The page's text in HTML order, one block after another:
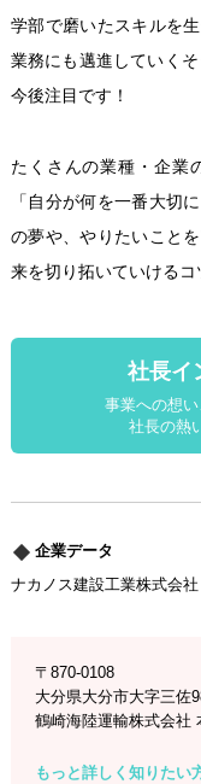
学部で磨いたスキルを
業務にも邁進していく
今後注目です！
たくさんの業種・企業
「自分が何を一番大切
の夢や、やりたいこと
来を切り拓いていけるコ
社長イ
事業への想
社長の熱
企業データ
ナカノス建設工業株式会社
〒870-0108
大分県大分市大字三佐
鶴崎海陸運輸株式会社
もっと詳しく知りたい